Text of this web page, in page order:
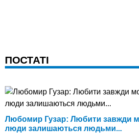
ПОСТАТІ
Любомир Гузар: Любити завжди
люди залишаються людьми...